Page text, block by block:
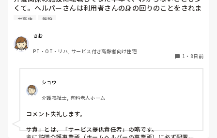
くて。ヘルパーさんは利用者さんの身の回りのことをされま
すが、その中にサ責という方がいらっしゃいます。サ責とは
か？
サ高住 施設
さお
PT・OT・リハ, サービス付き高齢者向け住宅
1 ・ 8日前
ショウ
介護福祉士, 有料老人ホーム
コメント失礼します。
サ責」とは、「サービス提供責任者」の略です。